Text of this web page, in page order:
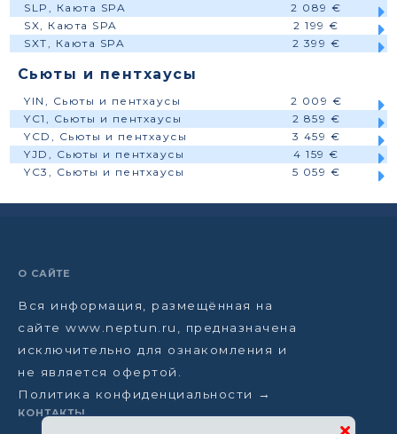
SLP, Каюта SPA
2 089 €
SX, Каюта SPA
2 199 €
SXT, Каюта SPA
2 399 €
Сьюты и пентхаусы
YIN, Сьюты и пентхаусы
2 009 €
YC1, Сьюты и пентхаусы
2 859 €
YCD, Сьюты и пентхаусы
3 459 €
YJD, Сьюты и пентхаусы
4 159 €
YC3, Сьюты и пентхаусы
5 059 €
О САЙТЕ
Вся информация, размещённая на
сайте www.neptun.ru, предназначена
исключительно для ознакомления и
не является офертой.
Политика конфиденциальности →
КОНТАКТЫ